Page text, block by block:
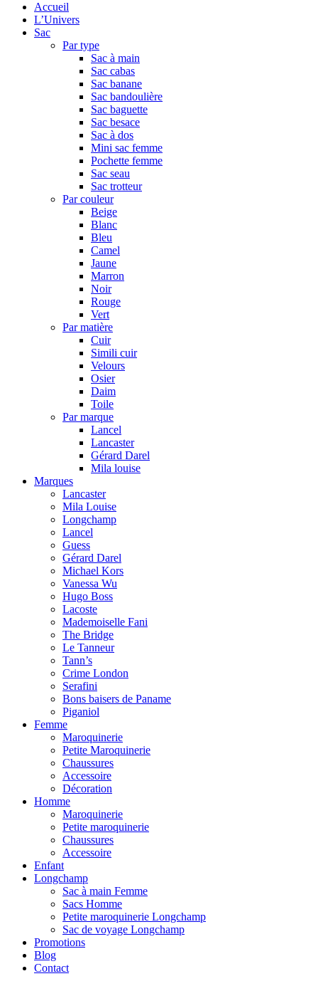
Accueil
L’Univers
Sac
Par type
Sac à main
Sac cabas
Sac banane
Sac bandoulière
Sac baguette
Sac besace
Sac à dos
Mini sac femme
Pochette femme
Sac seau
Sac trotteur
Par couleur
Beige
Blanc
Bleu
Camel
Jaune
Marron
Noir
Rouge
Vert
Par matière
Cuir
Simili cuir
Velours
Osier
Daim
Toile
Par marque
Lancel
Lancaster
Gérard Darel
Mila louise
Marques
Lancaster
Mila Louise
Longchamp
Lancel
Guess
Gérard Darel
Michael Kors
Vanessa Wu
Hugo Boss
Lacoste
Mademoiselle Fani
The Bridge
Le Tanneur
Tann’s
Crime London
Serafini
Bons baisers de Paname
Piganiol
Femme
Maroquinerie
Petite Maroquinerie
Chaussures
Accessoire
Décoration
Homme
Maroquinerie
Petite maroquinerie
Chaussures
Accessoire
Enfant
Longchamp
Sac à main Femme
Sacs Homme
Petite maroquinerie Longchamp
Sac de voyage Longchamp
Promotions
Blog
Contact